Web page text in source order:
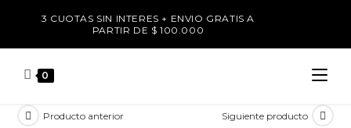
3 CUOTAS SIN INTERES + ENVIO GRATIS A
PARTIR DE $ 100.000
0
Producto anterior Siguiente producto